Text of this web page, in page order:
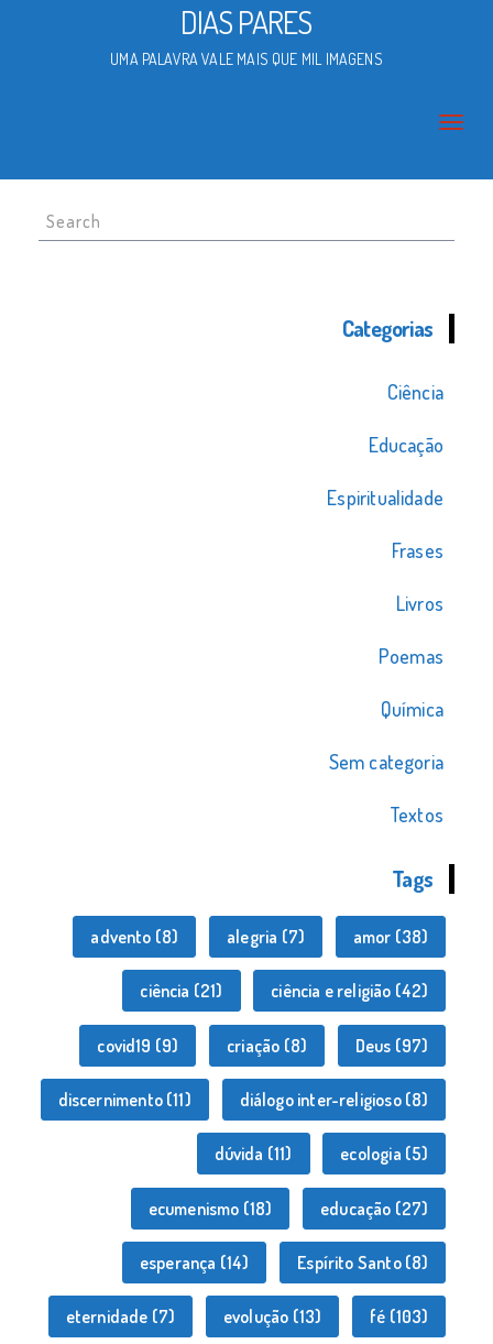
DIAS PARES
UMA PALAVRA VALE MAIS QUE MIL IMAGENS
Search
for:
Categorias
Ciência
Educação
Espiritualidade
Frases
Livros
Poemas
Química
Sem categoria
Textos
Tags
advento (8) alegria (7) amor (38)
ciência (21) ciência e religião (42)
covid19 (9) criação (8) Deus (97)
discernimento(11) diálogo inter-religioso(8)
dúvida (11) ecologia (5)
ecumenismo (18) educação (27)
esperança (14) Espírito Santo(8)
eternidade (7) evolução (13) fé (103)